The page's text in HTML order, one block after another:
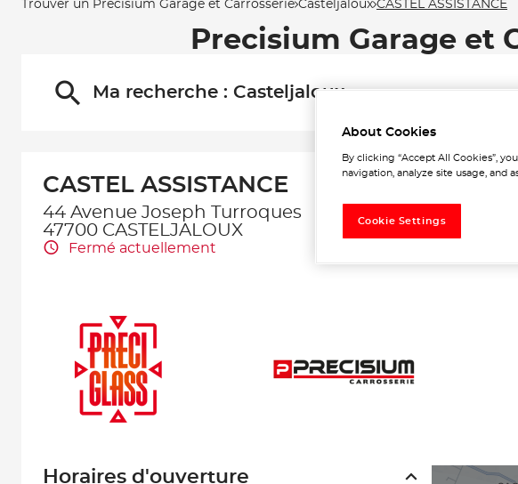
Trouver un Precisium Garage et Carrosserie Casteljaloux CASTEL ASSISTANCE
Precisium Garage et
Ma recherche : Casteljaloux
CASTEL ASSISTANCE
44 Avenue Joseph Turroques
47700 CASTELJALOUX
Fermé actuellement
Horaires d'ouverture
About Cookies
By clicking “Accept All Cookies”,
navigation, analyze site usage, and
Cookie Settings